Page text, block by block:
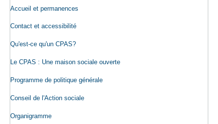
Accueil et permanences
Contact et accessibilité
Qu'est-ce qu'un CPAS?
Le CPAS : Une maison sociale ouverte
Programme de politique générale
Conseil de l'Action sociale
Organigramme